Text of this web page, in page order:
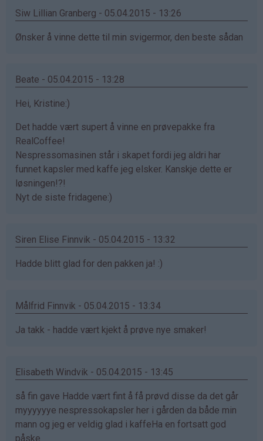
Siw Lillian Granberg - 05.04.2015 - 13:26
Ønsker å vinne dette til min svigermor, den beste sådan
Beate - 05.04.2015 - 13:28
Hei, Kristine:)
Det hadde vært supert å vinne en prøvepakke fra
RealCoffee!
Nespressomasinen står i skapet fordi jeg aldri har
funnet kapsler med kaffe jeg elsker. Kanskje dette er
løsningen!?!
Nyt de siste fridagene:)
Siren Elise Finnvik - 05.04.2015 - 13:32
Hadde blitt glad for den pakken ja! :)
Målfrid Finnvik - 05.04.2015 - 13:34
Ja takk - hadde vært kjekt å prøve nye smaker!
Elisabeth Windvik - 05.04.2015 - 13:45
så fin gave Hadde vært fint å få prøvd disse da det går
myyyyyye nespressokapsler her i gården da både min
mann og jeg er veldig glad i kaffeHa en fortsatt god
påske